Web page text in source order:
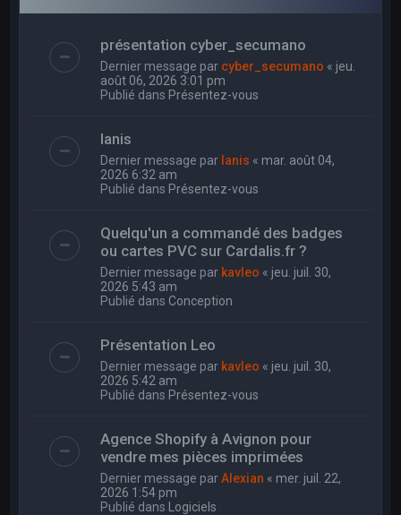
présentation cyber_secumano
Dernier message par cyber_secumano « jeu.
août 06, 2026 3:01 pm
Publié dans Présentez-vous
Ianis
Dernier message par Ianis « mar. août 04,
2026 6:32 am
Publié dans Présentez-vous
Quelqu'un a commandé des badges
ou cartes PVC sur Cardalis.fr ?
Dernier message par kavleo « jeu. juil. 30,
2026 5:43 am
Publié dans Conception
Présentation Leo
Dernier message par kavleo « jeu. juil. 30,
2026 5:42 am
Publié dans Présentez-vous
Agence Shopify à Avignon pour
vendre mes pièces imprimées
Dernier message parAlexian « mer. juil. 22,
2026 1:54 pm
Publié dans Logiciels